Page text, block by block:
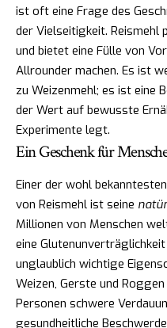
ist oft eine Frage des
der Vielseitigkeit. Reismehl
und bietet eine Fülle von
Allrounder machen. Es ist
zu Weizenmehl; es ist eine
der Wert auf bewusste
Experimente legt.
Ein Geschenk für
Einer der wohl
von Reismehl ist seine
Millionen von Menschen
eine
unglaublich wichtige
Weizen, Gerste und
Personen schwere
gesundheitliche